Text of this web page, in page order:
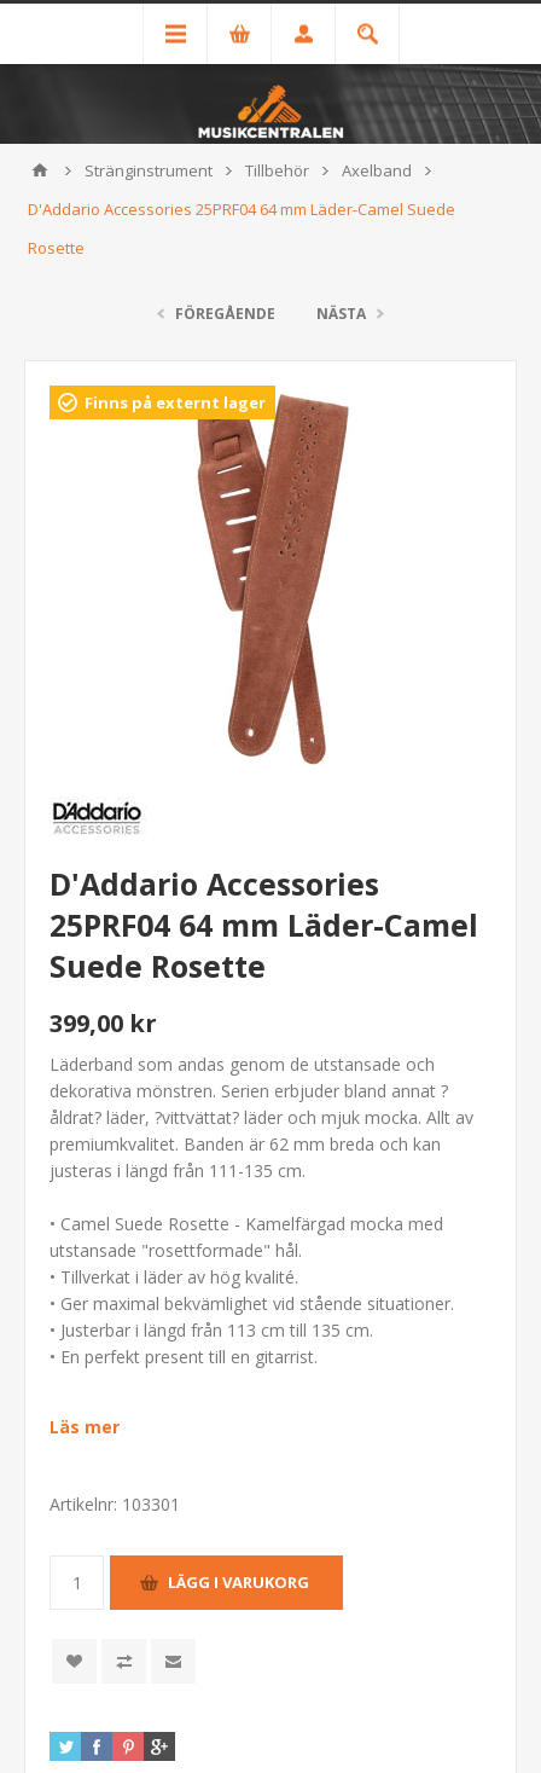
Stränginstrument Tillbehör
Axelband
D'Addario Accessories 25PRF04 64 mm Läder-Camel Suede
Rosette
FÖREGÅENDE NÄSTA
Finns på externt lager
D'Addario Accessories
25PRF04 64 mm Läder-Camel
Suede Rosette
399,00 kr
Läderband som andas genom de utstansade och
dekorativa mönstren. Serien erbjuder bland annat ?
åldrat? läder, ?vittvättat? läder och mjuk mocka. Allt av
premiumkvalitet. Banden är 62 mm breda och kan
justeras i längd från 111-135 cm.
• Camel Suede Rosette - Kamelfärgad mocka med
utstansade "rosettformade" hål.
• Tillverkat i läder av hög kvalité.
• Ger maximal bekvämlighet vid stående situationer.
• Justerbar i längd från 113 cm till 135 cm.
• En perfekt present till en gitarrist.
Läs mer
Artikelnr: 103301